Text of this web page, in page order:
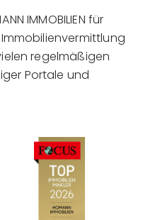
IMMOBILIEN für
regelmäßigen
Portale und